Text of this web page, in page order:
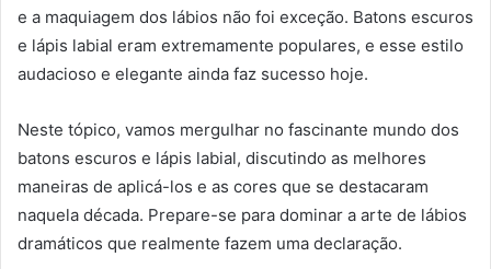
e a maquiagem dos lábios não foi exceção. Batons escuros
e lápis labial eram extremamente populares, e esse estilo
audacioso e elegante ainda faz sucesso hoje.
Neste tópico, vamos mergulhar no fascinante mundo dos
batons escuros e lápis labial, discutindo as melhores
maneiras de aplicá-los e as cores que se destacaram
naquela década. Prepare-se para dominar a arte de lábios
dramáticos que realmente fazem uma declaração.